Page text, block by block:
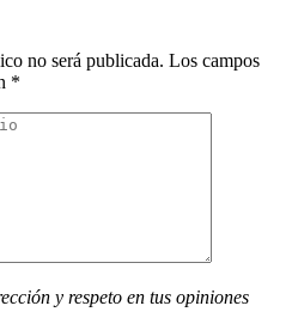
no será publicada. Los campos
*
y respeto en tus opiniones